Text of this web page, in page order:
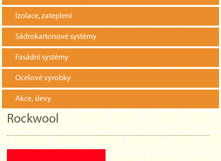
Izolace, zateplení
Sádrokartonové systémy
Fasádní systémy
Ocelové výrobky
Akce, slevy
Rockwool